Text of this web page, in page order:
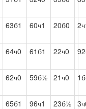
63б1 60ч1 20б0
64ч0 61б1 22ч0
62ч0 59б½ 21ч0
65б1 96ч1 23б½